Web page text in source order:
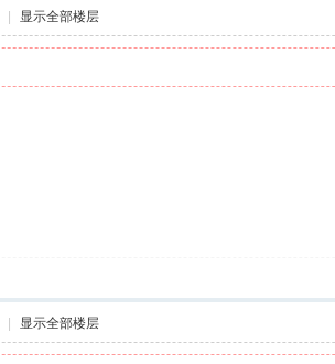
显示全部楼层
显示全部楼层